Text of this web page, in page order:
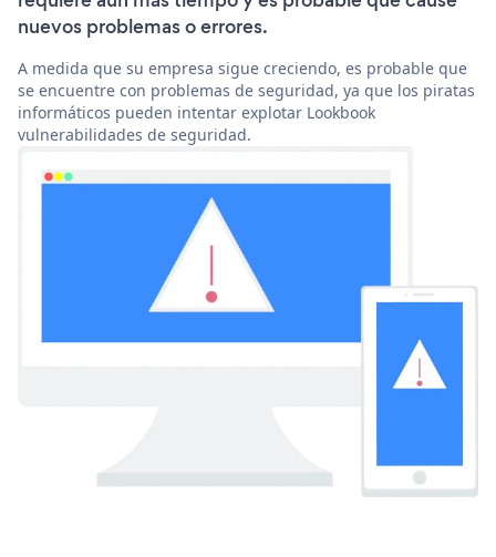
nuevos problemas o errores.
A medida que su empresa sigue creciendo, es probable que
se encuentre con problemas de seguridad, ya que los piratas
informáticos pueden intentar explotar Lookbook
vulnerabilidades de seguridad.